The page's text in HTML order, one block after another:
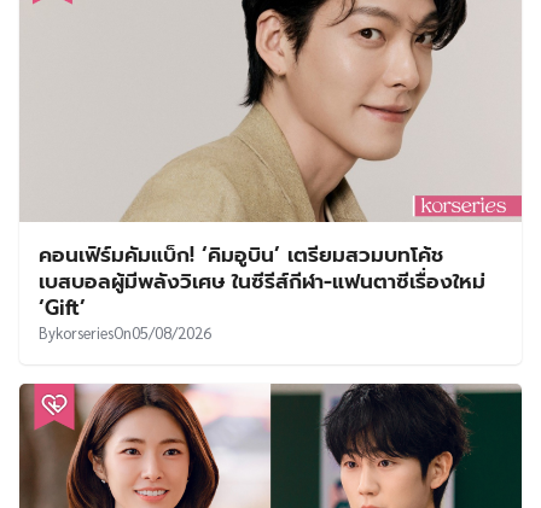
คอนเฟิร์มคัมแบ็ก! ‘คิมอูบิน’ เตรียมสวมบทโค้ช
เบสบอลผู้มีพลังวิเศษ ในซีรีส์กีฬา-แฟนตาซีเรื่องใหม่
‘Gift’
BykorseriesOn05/08/2026